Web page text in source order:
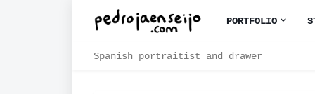
PORTFOLIO
Spanish portraitist and drawer